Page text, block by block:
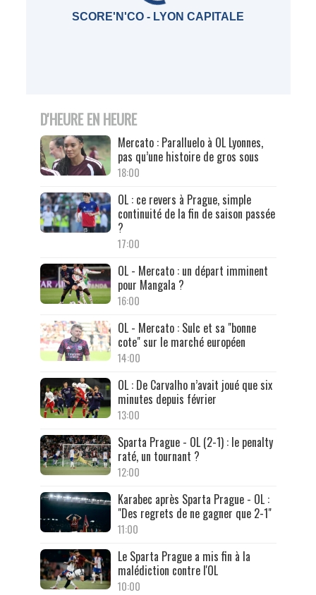
SCORE'N'CO - LYON CAPITALE
D'HEURE EN HEURE
Mercato : Paralluelo à OL Lyonnes,
pas qu’une histoire de gros sous
18:00
OL : ce revers à Prague, simple
continuité de la fin de saison passée
?
17:00
OL - Mercato : un départ imminent
pour Mangala ?
16:00
OL - Mercato : Sulc et sa "bonne
cote" sur le marché européen
14:00
OL : De Carvalho n’avait joué que six
minutes depuis février
13:00
Sparta Prague - OL (2-1) : le penalty
raté, un tournant ?
12:00
Karabec après Sparta Prague - OL :
"Des regrets de ne gagner que 2-1"
11:00
Le Sparta Prague a mis fin à la
malédiction contre l'OL
10:00